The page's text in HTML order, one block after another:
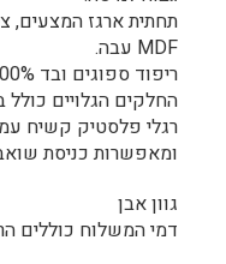
תחתית ארגז המצעים,
MDF עבה.
החלקים הגלויים
רגלי פלסטיק קשיח
ומאפשרות כניסת
גוון אבן
דמי המשלוח כוללים